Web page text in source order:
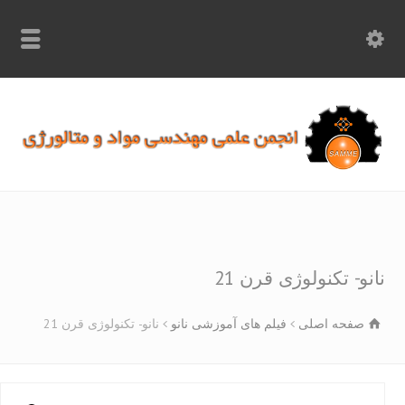
تکنولوژی قرن 21
صفحه اصلی فیلم های آموزشی نانو نانو- تکنولوژی قرن 21